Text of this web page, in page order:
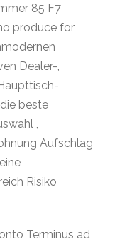
85 F7
produce for
Dealer-,
beste
,
Aufschlag
Risiko
Terminus ad